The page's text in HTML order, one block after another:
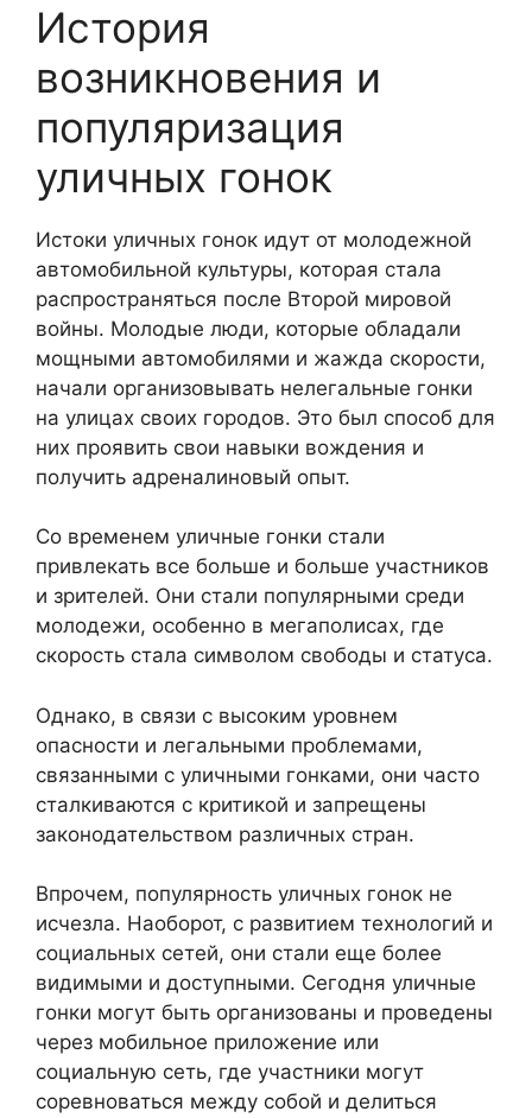
История
возникновения и
популяризация
уличных гонок
Истоки уличных гонок идут от молодежной
автомобильной культуры, которая стала
распространяться после Второй мировой
войны. Молодые люди, которые обладали
мощными автомобилями и жажда скорости,
начали организовывать нелегальные гонки
на улицах своих городов. Это был способ для
них проявить свои навыки вождения и
получить адреналиновый опыт.
Со временем уличные гонки стали
привлекать все больше и больше участников
и зрителей. Они стали популярными среди
молодежи, особенно в мегаполисах, где
скорость стала символом свободы и статуса.
Однако, в связи с высоким уровнем
опасности и легальными проблемами,
связанными с уличными гонками, они часто
сталкиваются с критикой и запрещены
законодательством различных стран.
Впрочем, популярность уличных гонок не
исчезла. Наоборот, с развитием технологий и
социальных сетей, они стали еще более
видимыми и доступными. Сегодня уличные
гонки могут быть организованы и проведены
через мобильное приложение или
социальную сеть, где участники могут
соревноваться между собой и делиться